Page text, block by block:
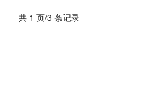
共 1 页/3 条记录